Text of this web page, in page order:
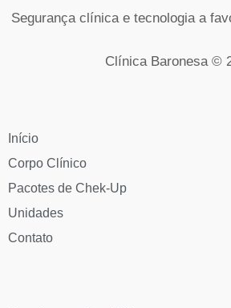
Segurança clínica e tecnologia a
Clínica Baronesa ©
Início
Corpo Clínico
Pacotes de Chek-Up
Unidades
Contato